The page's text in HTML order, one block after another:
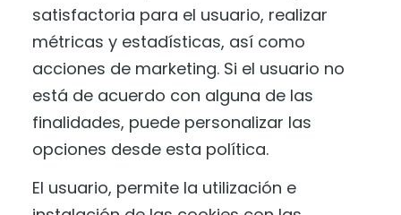
satisfactoria para el usuario, realizar
métricas y estadísticas, así como
acciones de marketing. Si el usuario no
está de acuerdo con alguna de las
finalidades, puede personalizar las
opciones desde esta política.
El usuario, permite la utilización e